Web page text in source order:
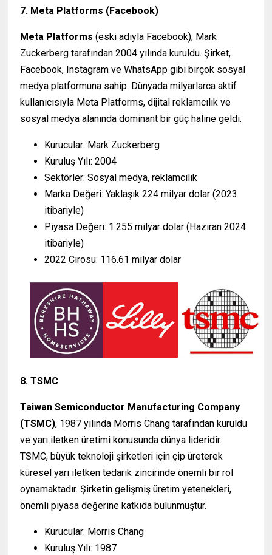
7. Meta Platforms (Facebook)
Meta Platforms (eski adıyla Facebook), Mark
Zuckerberg tarafından 2004 yılında kuruldu. Şirket,
Facebook, Instagram ve WhatsApp gibi birçok sosyal
medya platformuna sahip. Dünyada milyarlarca aktif
kullanıcısıyla Meta Platforms, dijital reklamcılık ve
sosyal medya alanında dominant bir güç haline geldi.
Kurucular: Mark Zuckerberg
Kuruluş Yılı: 2004
Sektörler: Sosyal medya, reklamcılık
Marka Değeri: Yaklaşık 224 milyar dolar (2023
itibariyle)
Piyasa Değeri: 1.255 milyar dolar (Haziran 2024
itibariyle)
2022 Cirosu: 116.61 milyar dolar
8. TSMC
Taiwan Semiconductor Manufacturing Company
(TSMC), 1987 yılında Morris Chang tarafından kuruldu
ve yarı iletken üretimi konusunda dünya lideridir.
TSMC, büyük teknoloji şirketleri için çip üreterek
küresel yarı iletken tedarik zincirinde önemli bir rol
oynamaktadır. Şirketin gelişmiş üretim yetenekleri,
önemli piyasa değerine katkıda bulunmuştur.
Kurucular: Morris Chang
Kuruluş Yılı: 1987